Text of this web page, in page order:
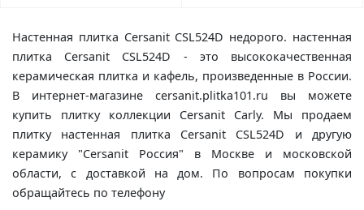
Настенная плитка Cersanit CSL524D недорого. настенная
плитка Cersanit CSL524D - это высококачественная
керамическая плитка и кафель, произведенные в России.
В интернет-магазине cersanit.plitka101.ru вы можете
купить плитку коллекции Cersanit Carly. Мы продаем
плитку настенная плитка Cersanit CSL524D и другую
керамику "Cersanit Россия" в Москве и московской
области, с доставкой на дом. По вопросам покупки
обращайтесь по телефону